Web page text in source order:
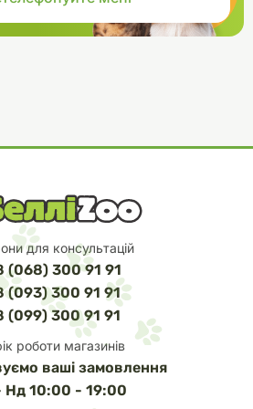
для консультацій
(068) 300 91 91
(093) 300 91 91
(099) 300 91 91
роботи магазинів
ваші замовлення
Нд 10:00 - 19:00